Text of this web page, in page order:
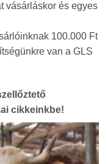
vásárláskor és egyes
100.000 Ft
van a GLS
cikkeinkbe!